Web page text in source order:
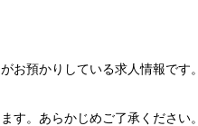
お預かりしている求人情報です。
す。あらかじめご了承ください。